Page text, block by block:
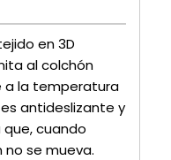
en 3D
al colchón
a la temperatura
antideslizante y
cuando
se mueva.